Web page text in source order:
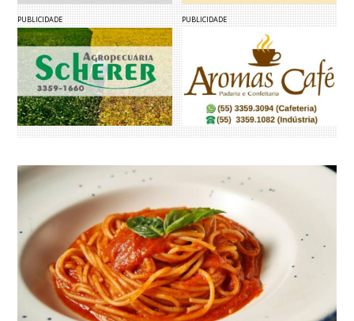
PUBLICIDADE PUBLICIDADE